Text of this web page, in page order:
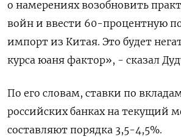
о намерениях возобновить
войн и ввести 60-процентную
импорт из Китая. Это будет
курса юаня фактор», - сказал
По его словам, ставки по
российских банках на текущий
составляют порядка 3,5-4,5%.